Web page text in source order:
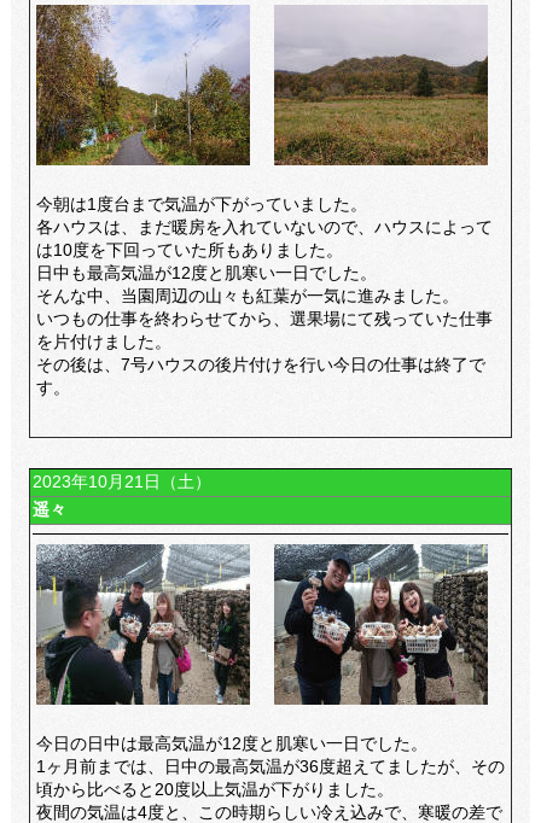
今朝は1度台まで気温が下がっていました。
各ハウスは、まだ暖房を入れていないので、ハウスによって
は10度を下回っていた所もありました。
日中も最高気温が12度と肌寒い一日でした。
そんな中、当園周辺の山々も紅葉が一気に進みました。
いつもの仕事を終わらせてから、選果場にて残っていた仕事
を片付けました。
その後は、7号ハウスの後片付けを行い今日の仕事は終了で
す。
2023年10月21日（土）
遥々
今日の日中は最高気温が12度と肌寒い一日でした。
1ヶ月前までは、日中の最高気温が36度超えてましたが、その
頃から比べると20度以上気温が下がりました。
夜間の気温は4度と、この時期らしい冷え込みで、寒暖の差で